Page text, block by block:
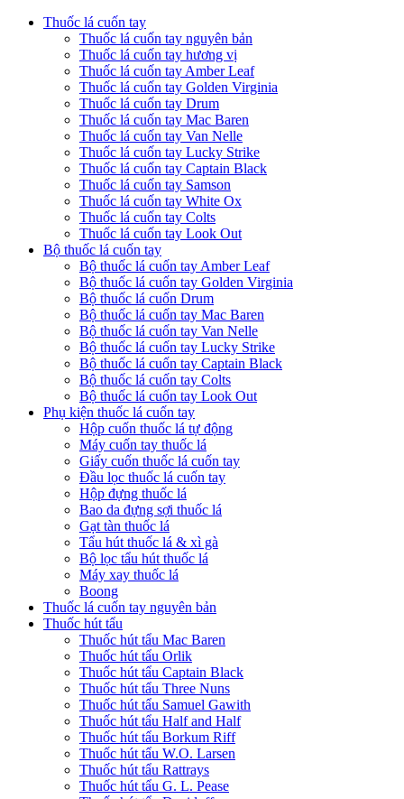
Thuốc lá cuốn tay
Thuốc lá cuốn tay nguyên bản
Thuốc lá cuốn tay hương vị
Thuốc lá cuốn tay Amber Leaf
Thuốc lá cuốn tay Golden Virginia
Thuốc lá cuốn tay Drum
Thuốc lá cuốn tay Mac Baren
Thuốc lá cuốn tay Van Nelle
Thuốc lá cuốn tay Lucky Strike
Thuốc lá cuốn tay Captain Black
Thuốc lá cuốn tay Samson
Thuốc lá cuốn tay White Ox
Thuốc lá cuốn tay Colts
Thuốc lá cuốn tay Look Out
Bộ thuốc lá cuốn tay
Bộ thuốc lá cuốn tay Amber Leaf
Bộ thuốc lá cuốn tay Golden Virginia
Bộ thuốc lá cuốn Drum
Bộ thuốc lá cuốn tay Mac Baren
Bộ thuốc lá cuốn tay Van Nelle
Bộ thuốc lá cuốn tay Lucky Strike
Bộ thuốc lá cuốn tay Captain Black
Bộ thuốc lá cuốn tay Colts
Bộ thuốc lá cuốn tay Look Out
Phụ kiện thuốc lá cuốn tay
Hộp cuốn thuốc lá tự động
Máy cuốn tay thuốc lá
Giấy cuốn thuốc lá cuốn tay
Đầu lọc thuốc lá cuốn tay
Hộp đựng thuốc lá
Bao da đựng sợi thuốc lá
Gạt tàn thuốc lá
Tẩu hút thuốc lá & xì gà
Bộ lọc tẩu hút thuốc lá
Máy xay thuốc lá
Boong
Thuốc lá cuốn tay nguyên bản
Thuốc hút tẩu
Thuốc hút tẩu Mac Baren
Thuốc hút tẩu Orlik
Thuốc hút tẩu Captain Black
Thuốc hút tẩu Three Nuns
Thuốc hút tẩu Samuel Gawith
Thuốc hút tẩu Half and Half
Thuốc hút tẩu Borkum Riff
Thuốc hút tẩu W.O. Larsen
Thuốc hút tẩu Rattrays
Thuốc hút tẩu G. L. Pease